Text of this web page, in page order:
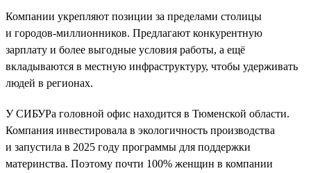
Компании укрепляют позиции за пределами столицы
и городов-миллионников. Предлагают конкурентную
зарплату и более выгодные условия работы, а ещё
вкладываются в местную инфраструктуру, чтобы удерживать
людей в регионах.
У СИБУРа головной офис находится в Тюменской области.
Компания инвестировала в экологичность производства
и запустила в 2025 году программы для поддержки
материнства. Поэтому почти 100% женщин в компании